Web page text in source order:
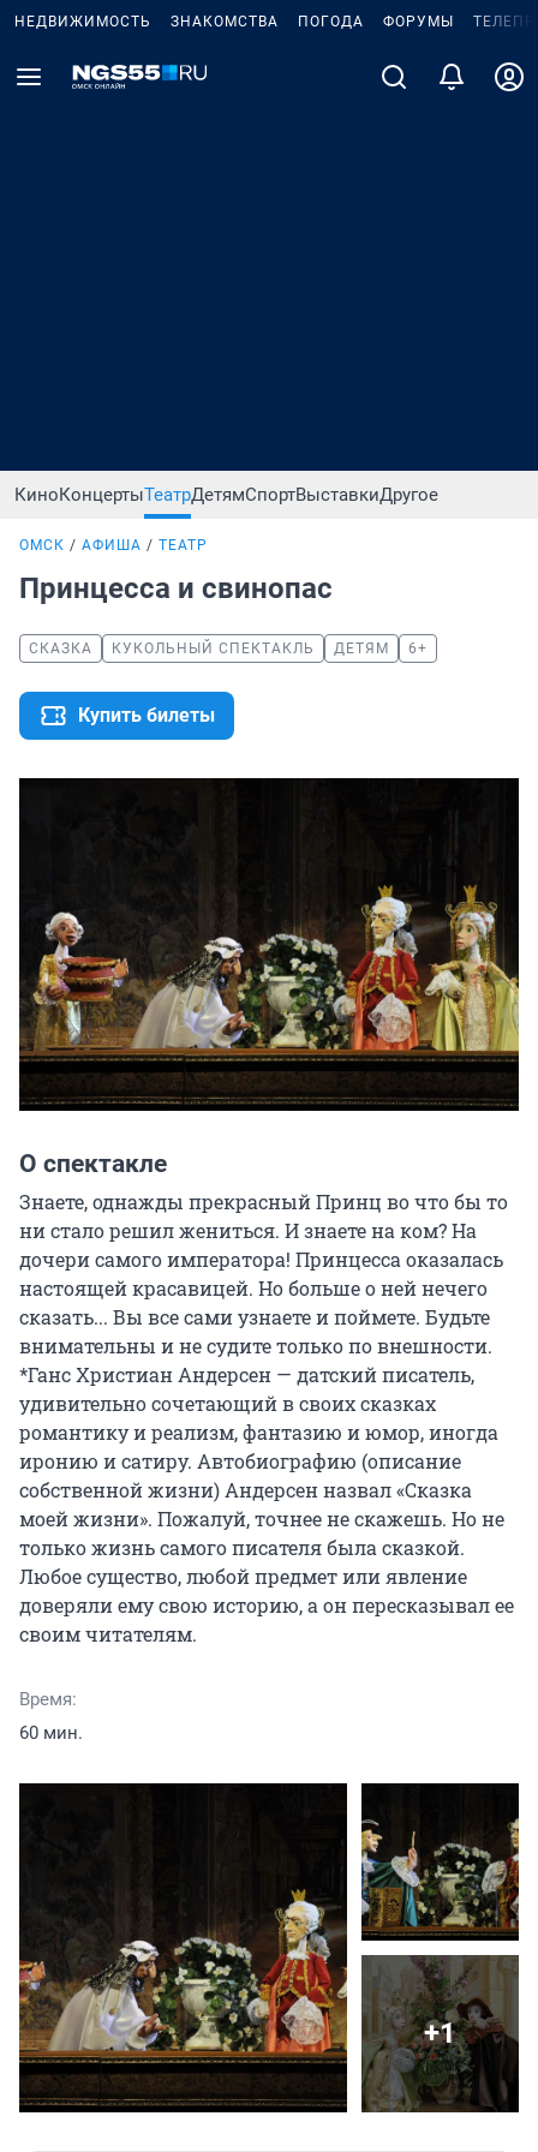
НЕДВИЖИМОСТЬ ЗНАКОМСТВА ПОГОДА ФОРУМЫ
КиноКонцертыТеатрДетямСпортВыставкиДругое
ОМСК АФИША ТЕАТР
Принцесса и свинопас
СКАЗКА КУКОЛЬНЫЙ СПЕКТАКЛЬ ДЕТЯМ 6+
Купить билеты
О спектакле
Знаете, однажды прекрасный Принц во что бы то
ни стало решил жениться. И знаете на ком? На
дочери самого императора! Принцесса оказалась
настоящей красавицей. Но больше о ней нечего
сказать... Вы все сами узнаете и поймете. Будьте
внимательны и не судите только по внешности.
*Ганс Христиан Андерсен — датский писатель,
удивительно сочетающий в своих сказках
романтику и реализм, фантазию и юмор, иногда
иронию и сатиру. Автобиографию (описание
собственной жизни) Андерсен назвал «Сказка
моей жизни». Пожалуй, точнее не скажешь. Но не
только жизнь самого писателя была сказкой.
Любое существо, любой предмет или явление
доверяли ему свою историю, а он пересказывал ее
своим читателям.
Время:
60 мин.
+1